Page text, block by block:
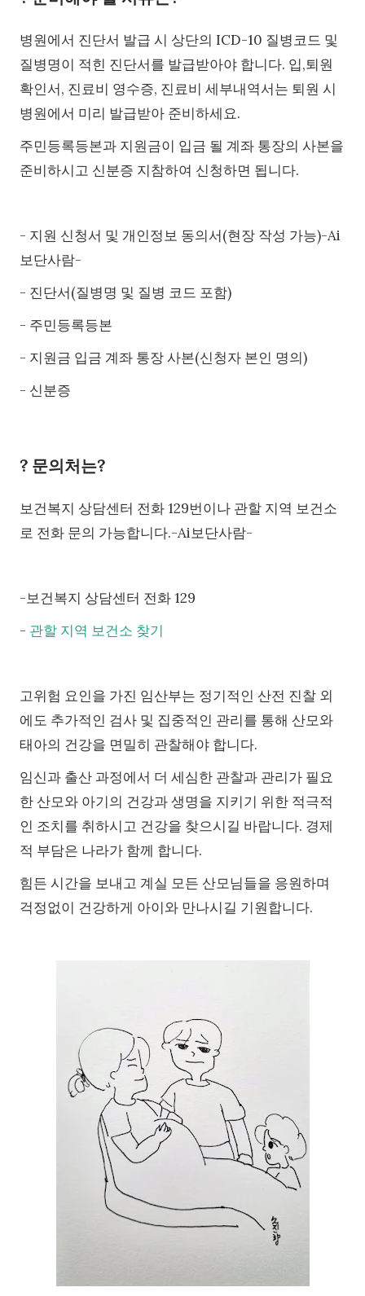
병원에서 진단서 발급 시 상단의 ICD-10 질병코드 및
질병명이 적힌 진단서를 발급받아야 합니다. 입,퇴원
확인서, 진료비 영수증, 진료비 세부내역서는 퇴원 시
병원에서 미리 발급받아 준비하세요.
주민등록등본과 지원금이 입금 될 계좌 통장의 사본을
준비하시고 신분증 지참하여 신청하면 됩니다.
- 지원 신청서 및 개인정보 동의서(현장 작성 가능)-Ai
보단사람-
- 진단서(질병명 및 질병 코드 포함)
- 주민등록등본
- 지원금 입금 계좌 통장 사본(신청자 본인 명의)
- 신분증
? 문의처는?
보건복지 상담센터 전화 129번이나 관할 지역 보건소
로 전화 문의 가능합니다.-Ai보단사람-
-보건복지 상담센터 전화 129
- 관할 지역 보건소 찾기
고위험 요인을 가진 임산부는 정기적인 산전 진찰 외
에도 추가적인 검사 및 집중적인 관리를 통해 산모와
태아의 건강을 면밀히 관찰해야 합니다.
임신과 출산 과정에서 더 세심한 관찰과 관리가 필요
한 산모와 아기의 건강과 생명을 지키기 위한 적극적
인 조치를 취하시고 건강을 찾으시길 바랍니다. 경제
적 부담은 나라가 함께 합니다.
힘든 시간을 보내고 계실 모든 산모님들을 응원하며
걱정없이 건강하게 아이와 만나시길 기원합니다.